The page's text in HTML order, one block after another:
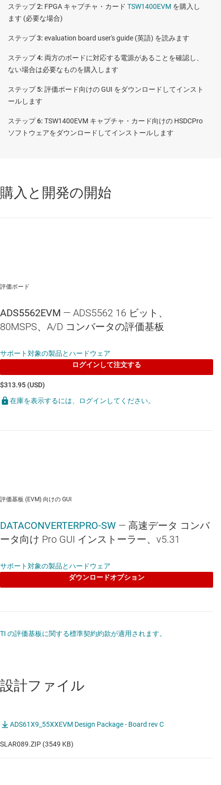
CMOS または DDR LVDS パラレル出力モードを構成可
トランス結合型クロック入力パス
CDCE72010 ジッタ・クロック・シンクロナイザおよ
びジッタ・クリーナのクロック処理回路
TSW1400EVM または TSW1405EVM キャプチャ・カ
ードを使用した DDR LVDS 出力機能とキャプチャ機能
FPGA キャプチャ・カード TSW1400EVM を購入し
ます (必要な場合)
evaluation board user's guide (英語) を読みます
両方のボードに対応する電源があることを確認し、
ない場合は必要なものを購入します
評価ボード向けの GUI をダウンロードしてインスト
ールします
TSW1400EVM キャプチャ・カード向けの HSDCPro
ソフトウェアをダウンロードしてインストールします
購入と開発の開始
評価ボード
ADS5562EVM — ADS5562 16 ビット、
80MSPS、A/D コンバータの評価基板
サポート対象の製品とハードウェア
ログインして注文する
$313.95 (USD)
在庫を表示するには、ログインしてください。
評価基板 (EVM) 向けの GUI
DATACONVERTERPRO-SW — 高速データ コンバ
ータ向け Pro GUI インストーラー、v5.31
サポート対象の製品とハードウェア
ダウンロードオプション
TI の評価基板に関する標準契約約款が適用されます。
設計ファイル
ADS61X9_55XXEVM Design Package - Board rev C
SLAR089.ZIP (3549 KB)